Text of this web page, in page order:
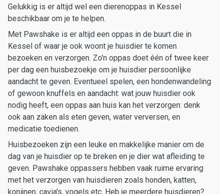
Gelukkig is er altijd wel een dierenoppas in Kessel
beschikbaar om je te helpen.
Met Pawshake is er altijd een oppas in de buurt die in
Kessel of waar je ook woont je huisdier te komen
bezoeken en verzorgen. Zo'n oppas doet één of twee keer
per dag een huisbezoekje om je huisdier persoonlijke
aandacht te geven. Eventueel spelen, een hondenwandeling
of gewoon knuffels en aandacht: wat jouw huisdier ook
nodig heeft, een oppas aan huis kan het verzorgen: denk
ook aan zaken als eten geven, water verversen, en
medicatie toedienen.
Huisbezoeken zijn een leuke en makkelijke manier om de
dag van je huisdier op te breken en je dier wat afleiding te
geven. Pawshake oppassers hebben vaak ruime ervaring
met het verzorgen van huisdieren zoals honden, katten,
konijnen, cavia's, vogels etc. Heb je meerdere huisdieren?